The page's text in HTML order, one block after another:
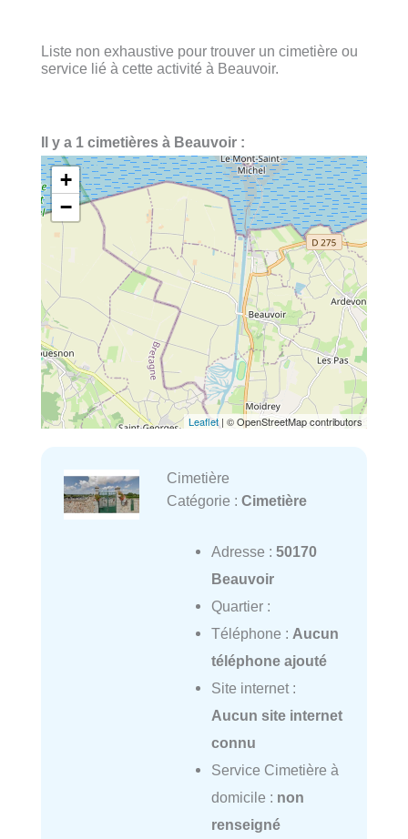
Liste non exhaustive pour trouver un cimetière ou
service lié à cette activité à Beauvoir.
Il y a 1 cimetières à Beauvoir :
+
−
Leaflet | © OpenStreetMap contributors
Cimetière
Catégorie : Cimetière
Adresse : 50170
Beauvoir
Quartier :
Téléphone : Aucun
téléphone ajouté
Site internet :
Aucun site internet
connu
Service Cimetière à
domicile : non
renseigné